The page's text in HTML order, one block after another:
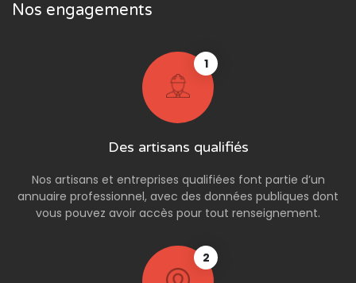
Nos engagements
1
Des artisans qualifiés
Nos artisans et entreprises qualifiées font partie d’un
annuaire professionnel, avec des données publiques dont
vous pouvez avoir accès pour tout renseignement.
2